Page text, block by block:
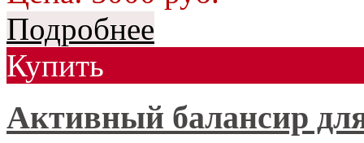
Подробнее
Купить
Активный балансир